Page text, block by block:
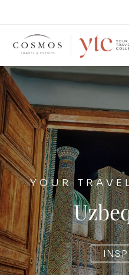
YOUR